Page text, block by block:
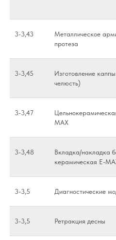
3-3,43
Металлическое
протеза
3-3,45
Изготовление
челюсть)
3-3,47
MAX
3-3,48
Вкладка/накладка
керамическая E-
3-3,5 Диагностические
3-3,5 Ретракция десны